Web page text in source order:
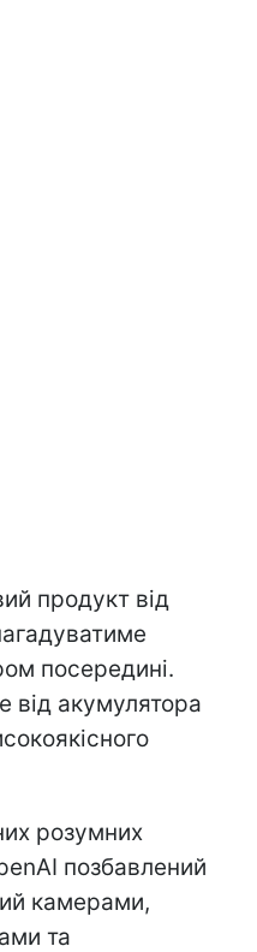
продукт від
посередині.
від акумулятора
розумних
позбавлений
камерами,
та